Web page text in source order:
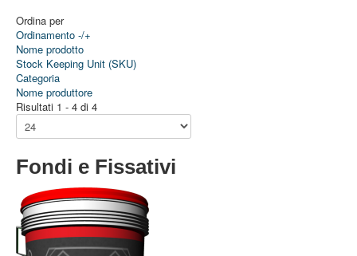
Ordina per
Ordinamento -/+
Nome prodotto
Stock Keeping Unit (SKU)
Categoria
Nome produttore
Risultati 1 - 4 di 4
Fondi e Fissativi